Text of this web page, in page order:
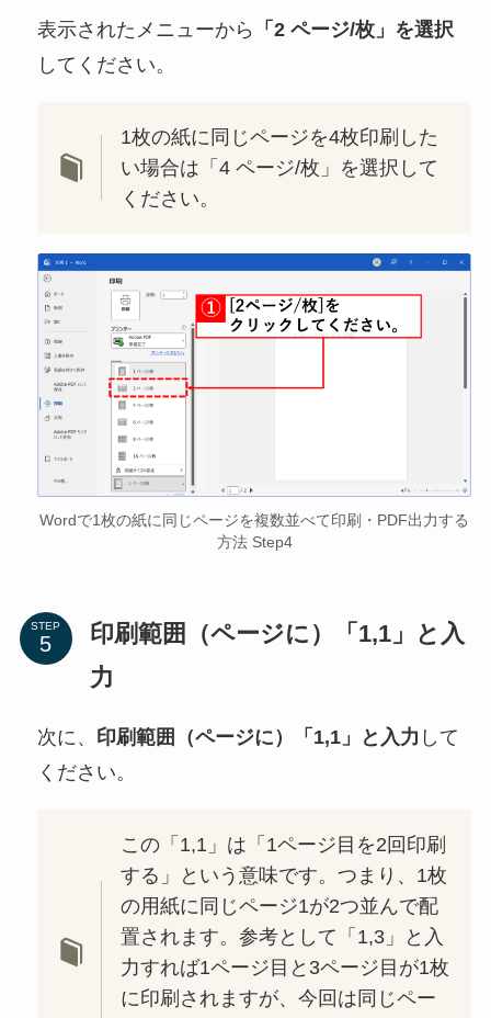
表示されたメニューから
「2 ページ/枚」を選択
してください。
1枚の紙に同じページを4枚印刷した
い場合は「4 ページ/枚」を選択して
ください。
Wordで1枚の紙に同じページを複数並べて印刷・PDF出力する
方法 Step4
STEP
印刷範囲（ページに）「1,1」と入
力
次に、 印刷範囲（ページに）「1,1」と入力 して
ください。
この「1,1」は「1ページ目を2回印刷
する」という意味です。つまり、1枚
の用紙に同じページ1が2つ並んで配
置されます。参考として「1,3」と入
力すれば1ページ目と3ページ目が1枚
に印刷されますが、今回は同じペー